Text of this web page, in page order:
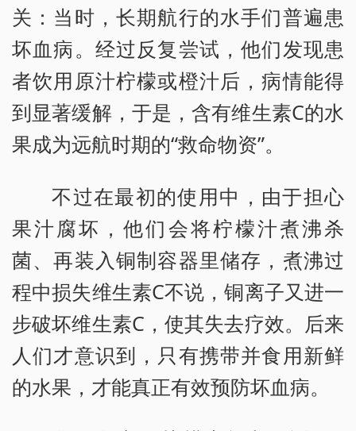
关：当时，长期航行的水手们普遍患
坏血病。经过反复尝试，他们发现患
者饮用原汁柠檬或橙汁后，病情能得
到显著缓解，于是，含有维生素C的水
果成为远航时期的“救命物资”。
不过在最初的使用中，由于担心
果汁腐坏，他们会将柠檬汁煮沸杀
菌、再装入铜制容器里储存，煮沸过
程中损失维生素C不说，铜离子又进一
步破坏维生素C，使其失去疗效。后来
人们才意识到，只有携带并食用新鲜
的水果，才能真正有效预防坏血病。